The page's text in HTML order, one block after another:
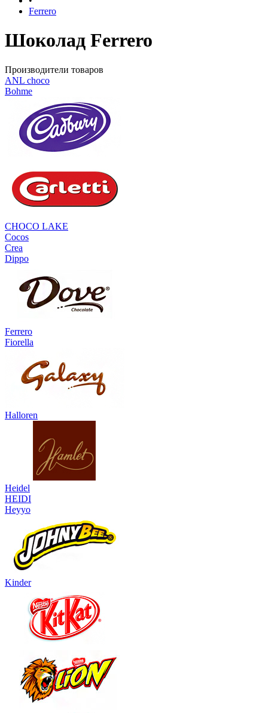
Ferrero
Шоколад Ferrero
Производители товаров
ANL сhoco
Bohme
CHOCO LAKE
Cocos
Crea
Dippo
Ferrero
Fiorella
Halloren
Heidel
HEIDI
Heyyo
Kinder